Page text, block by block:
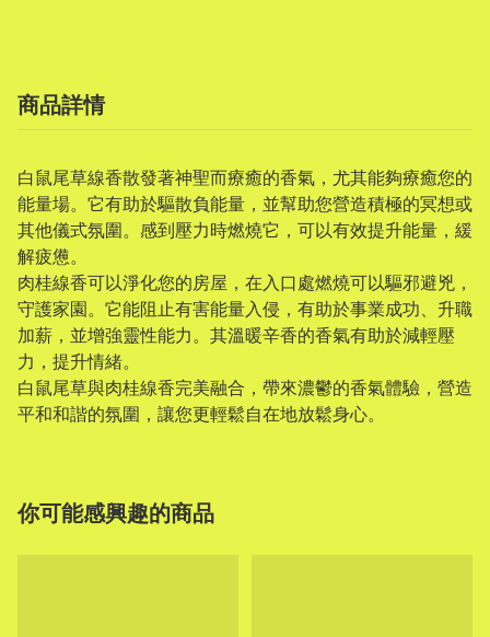
商品詳情
白鼠尾草線香散發著神聖而療癒的香氣，尤其能夠療癒您的
能量場。它有助於驅散負能量，並幫助您營造積極的冥想或
其他儀式氛圍。感到壓力時燃燒它，可以有效提升能量，緩
解疲憊。
肉桂線香可以淨化您的房屋，在入口處燃燒可以驅邪避兇，
守護家園。它能阻止有害能量入侵，有助於事業成功、升職
加薪，並增強靈性能力。其溫暖辛香的香氣有助於減輕壓
力，提升情緒。
白鼠尾草與肉桂線香完美融合，帶來濃鬱的香氣體驗，營造
平和和諧的氛圍，讓您更輕鬆自在地放鬆身心。
你可能感興趣的商品